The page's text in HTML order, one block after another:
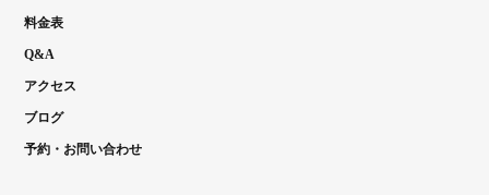
料金表
Q&A
アクセス
ブログ
予約・お問い合わせ